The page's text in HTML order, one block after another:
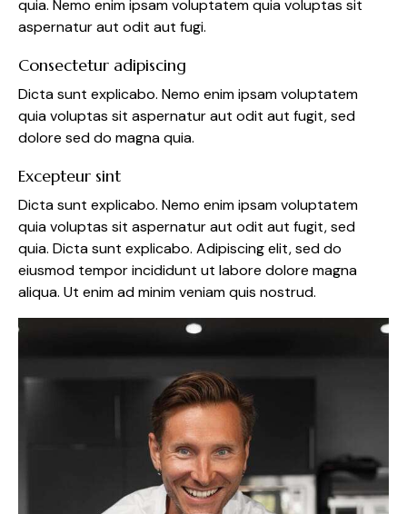
quia. Nemo enim ipsam voluptatem quia voluptas sit
aspernatur aut odit aut fugi.
Consectetur adipiscing
Dicta sunt explicabo. Nemo enim ipsam voluptatem
quia voluptas sit aspernatur aut odit aut fugit, sed
dolore sed do magna quia.
Excepteur sint
Dicta sunt explicabo. Nemo enim ipsam voluptatem
quia voluptas sit aspernatur aut odit aut fugit, sed
quia. Dicta sunt explicabo. Adipiscing elit, sed do
eiusmod tempor incididunt ut labore dolore magna
aliqua. Ut enim ad minim veniam quis nostrud.